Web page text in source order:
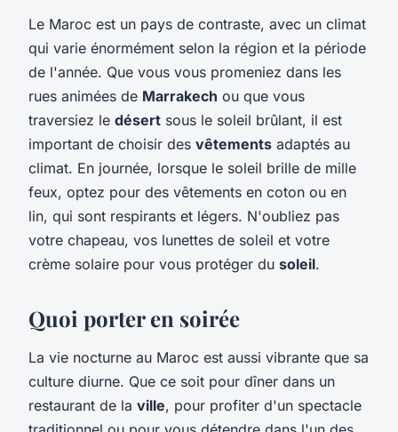
Le Maroc est un pays de contraste, avec un climat
qui varie énormément selon la région et la période
de l'année. Que vous vous promeniez dans les
rues animées de Marrakech ou que vous
traversiez le désert sous le soleil brûlant, il est
important de choisir des vêtements adaptés au
climat. En journée, lorsque le soleil brille de mille
feux, optez pour des vêtements en coton ou en
lin, qui sont respirants et légers. N'oubliez pas
votre chapeau, vos lunettes de soleil et votre
crème solaire pour vous protéger du soleil.
Quoi porter en soirée
La vie nocturne au Maroc est aussi vibrante que sa
culture diurne. Que ce soit pour dîner dans un
restaurant de la ville, pour profiter d'un spectacle